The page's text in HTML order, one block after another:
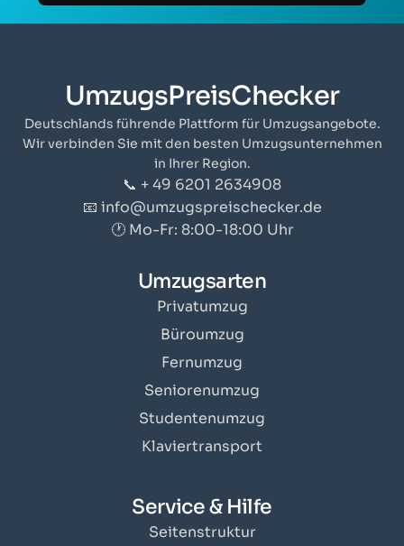
UmzugsPreisChecker
Deutschlands führende Plattform für Umzugsangebote.
Wir verbinden Sie mit den besten Umzugsunternehmen
in Ihrer Region.
📞 + 49 6201 2634908
📧 info@umzugspreischecker.de
🕐 Mo-Fr: 8:00-18:00 Uhr
Umzugsarten
Privatumzug
Büroumzug
Fernumzug
Seniorenumzug
Studentenumzug
Klaviertransport
Service & Hilfe
Seitenstruktur